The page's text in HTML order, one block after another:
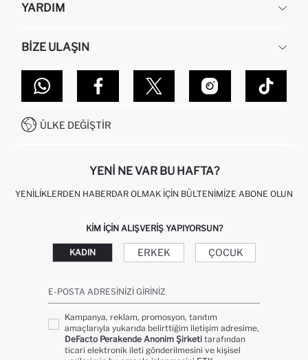
HAKKIMIZDA
KURUMSAL SATIŞ
DEFACTO TEKNOLOJI
SITEMAP
YARDIM
SIPARIŞIMI NASIL TAKIP EDERIM?
NASIL İADE EDERIM?
GIFT CLUB SIKÇA SORULAN SORULAR
İŞLEM REHBERI
KAMPANYALAR
BIZE ULAŞIN
MAĞAZALARIMIZ
İLETIŞIM FORMU
0850 333 22 86
ÜLKE DEĞIŞTIR
YENI NE VAR BU HAFTA?
YENILIKLERDEN HABERDAR OLMAK İÇIN BÜLTENIMIZE ABONE OLUN
KIM IÇIN ALIŞVERIŞ YAPIYORSUN?
KADIN ERKEK ÇOCUK
E-POSTA ADRESINIZI GIRINIZ
Kampanya, reklam, promosyon, tanıtım
amaçlarıyla yukarıda belirttiğim iletişim adresime,
DeFacto Perakende Anonim Şirketi tarafından
ticari elektronik ileti gönderilmesini ve kişisel